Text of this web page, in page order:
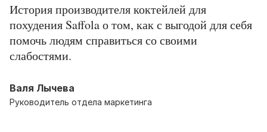
История производителя коктейлей для
похудения Saffola о том, как с выгодой для себя
помочь людям справиться со своими
слабостями.
Валя Лычева
Руководитель отдела маркетинга